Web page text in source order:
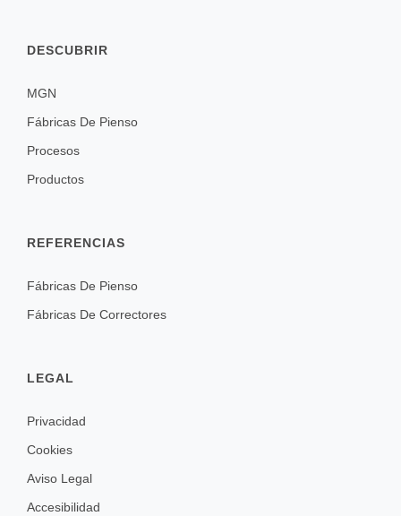
DESCUBRIR
MGN
Fábricas De Pienso
Procesos
Productos
REFERENCIAS
Fábricas De Pienso
Fábricas De Correctores
LEGAL
Privacidad
Cookies
Aviso Legal
Accesibilidad